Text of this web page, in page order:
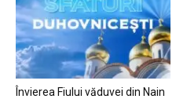
Învierea Fiului văduvei din Nain